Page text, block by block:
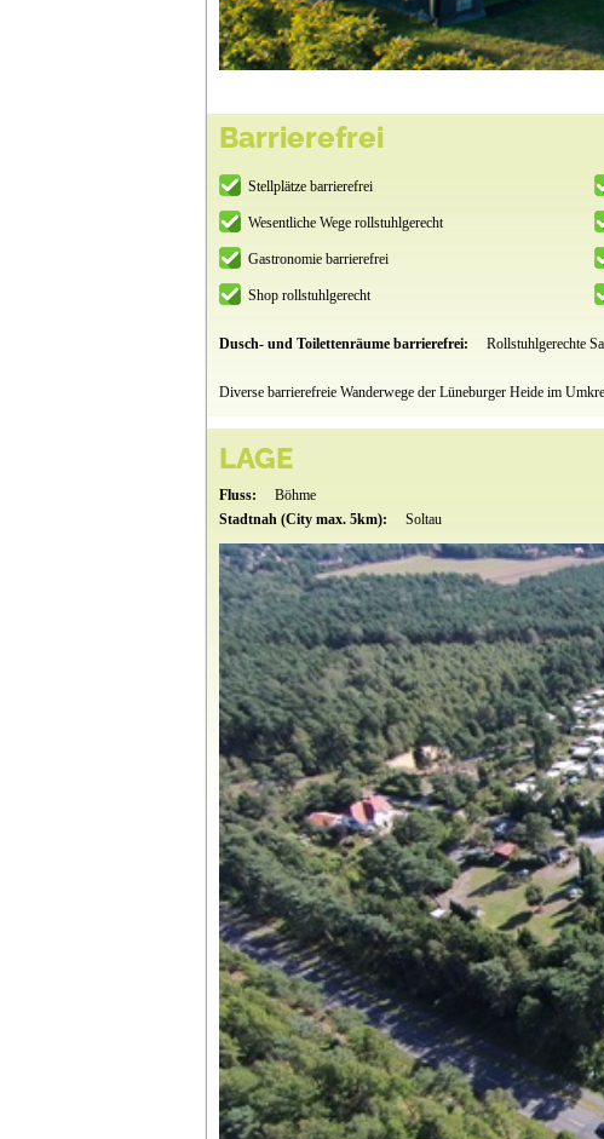
Barrierefrei
Stellplätze barrierefrei
Wesentliche Wege rollstuhlgerecht
Gastronomie barrierefrei
Shop rollstuhlgerecht
Dusch- und Toilettenräume barrierefrei: Rollstuhlgerechte
Diverse barrierefreie Wanderwege der Lüneburger Heide im
LAGE
Fluss: Böhme
Stadtnah (City max. 5km):
Soltau